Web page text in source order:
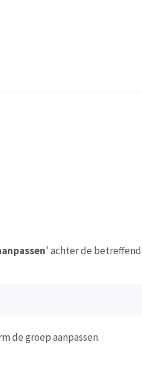
' achter de
de groep aanpassen.